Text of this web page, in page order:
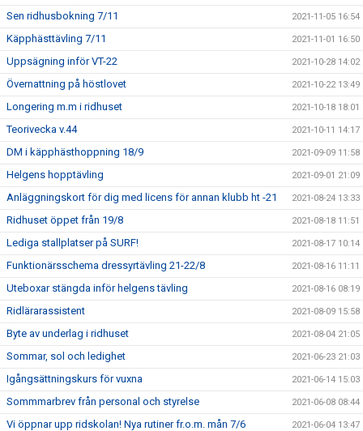
Sen ridhusbokning 7/11 2021-11-05 16:54
Käpphästtävling 7/11 2021-11-01 16:50
Uppsägning inför VT-22 2021-10-28 14:02
Övernattning på höstlovet 2021-10-22 13:49
Longering m.m i ridhuset 2021-10-18 18:01
Teorivecka v.44 2021-10-11 14:17
DM i käpphästhoppning 18/9 2021-09-09 11:58
Helgens hopptävling 2021-09-01 21:09
Anläggningskort för dig med licens för annan klubb ht -21 2021-08-24 13:33
Ridhuset öppet från 19/8 2021-08-18 11:51
Lediga stallplatser på SURF! 2021-08-17 10:14
Funktionärsschema dressyrtävling 21-22/8 2021-08-16 11:11
Uteboxar stängda inför helgens tävling 2021-08-16 08:19
Ridlärarassistent 2021-08-09 15:58
Byte av underlag i ridhuset 2021-08-04 21:05
Sommar, sol och ledighet 2021-06-23 21:03
Igångsättningskurs för vuxna 2021-06-14 15:03
Sommmarbrev från personal och styrelse 2021-06-08 08:44
Vi öppnar upp ridskolan! Nya rutiner fr.o.m. mån 7/6 2021-06-04 13:47